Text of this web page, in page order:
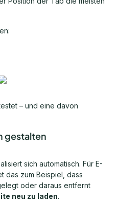
– und eine davon
gestalten
sich automatisch. Für E-
das zum Beispiel, dass
oder daraus entfernt
neu zu laden.